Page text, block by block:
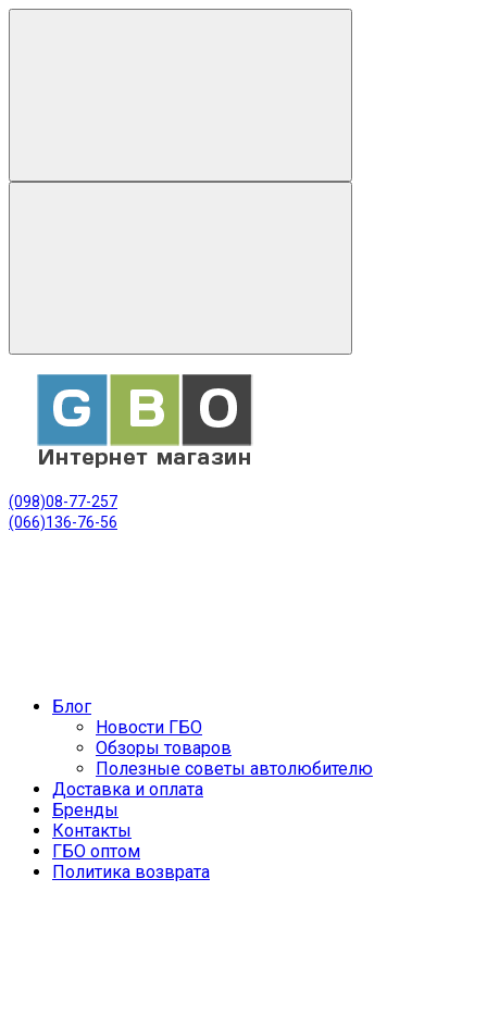
(098)08-77-257
(066)136-76-56
Блог
Новости ГБО
Обзоры товаров
Полезные советы автолюбителю
Доставка и оплата
Бренды
Контакты
ГБО оптом
Политика возврата